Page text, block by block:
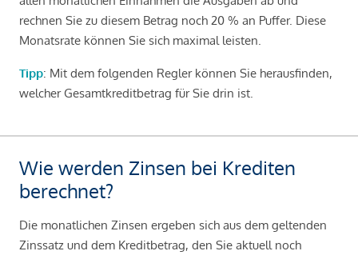
rechnen Sie zu diesem Betrag noch 20 % an Puffer. Diese
Monatsrate können Sie sich maximal leisten.
Tipp: Mit dem folgenden Regler können Sie herausfinden,
welcher Gesamtkreditbetrag für Sie drin ist.
Wie werden Zinsen bei Krediten
berechnet?
Die monatlichen Zinsen ergeben sich aus dem geltenden
Zinssatz und dem Kreditbetrag, den Sie aktuell noch